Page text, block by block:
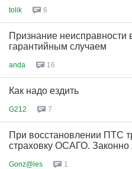
tolik 6
Признание неисправности
гарантийным случаем
anda 16
Как надо ездить
G212 7
При восстановлении ПТС
страховку ОСАГО. Законно
Gonz@les 1